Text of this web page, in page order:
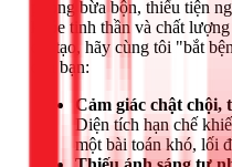
phòng bừa bộn, thiếu tiện
khỏe tinh thần và chất
cải tạo, hãy cùng tôi "bắt
của bạn:
Cảm giác chật chội,
Diện tích hạn chế
một bài toán khó, lối